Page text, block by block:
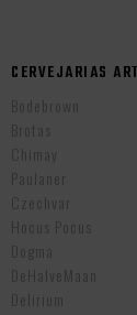
CERVEJARIAS
Bodebrown
Brotas
Chimay
Paulaner
Czechvar
Hocus Pocus
Dogma
DeHalveMaan
Delirium